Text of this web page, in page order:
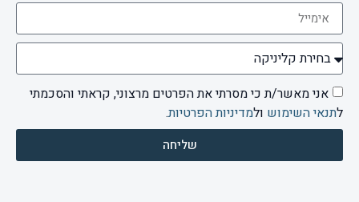
אני מאשר/ת כי מסרתי את הפרטים מרצוני, קראתי והסכמתי
לתנאי השימוש ולמדיניות הפרטיות.
שליחה